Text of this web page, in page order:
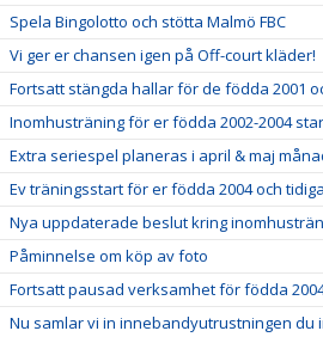
Spela Bingolotto och stötta Malmö FBC
Vi ger er chansen igen på Off-court kläder!
Fortsatt stängda hallar för de födda 2001
Inomhusträning för er födda 2002-2004
Extra seriespel planeras i april & maj
Ev träningsstart för er födda 2004 och
Nya uppdaterade beslut kring
Påminnelse om köp av foto
Fortsatt pausad verksamhet för födda
Nu samlar vi in innebandyutrustningen du